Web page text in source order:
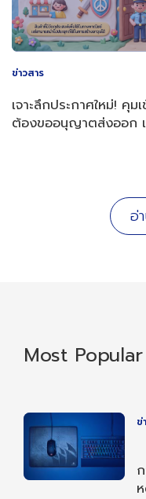
ข่าวสาร
เจาะลึกประกาศใหม่! คุ
ต้องขออนุญาตส่งออก
อ่
Most Popular
ข่